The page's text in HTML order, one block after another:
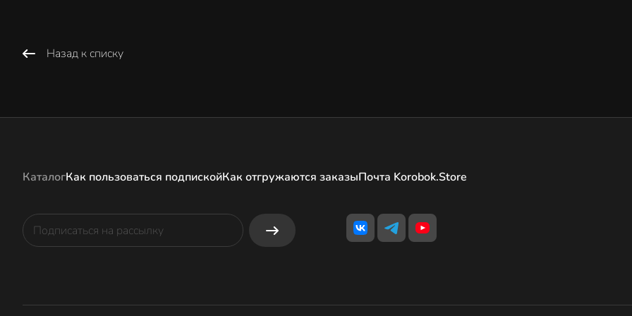
Назад к списку
КаталогКак пользоваться подпискойКак отгружаются заказыПочта Korobok.Store